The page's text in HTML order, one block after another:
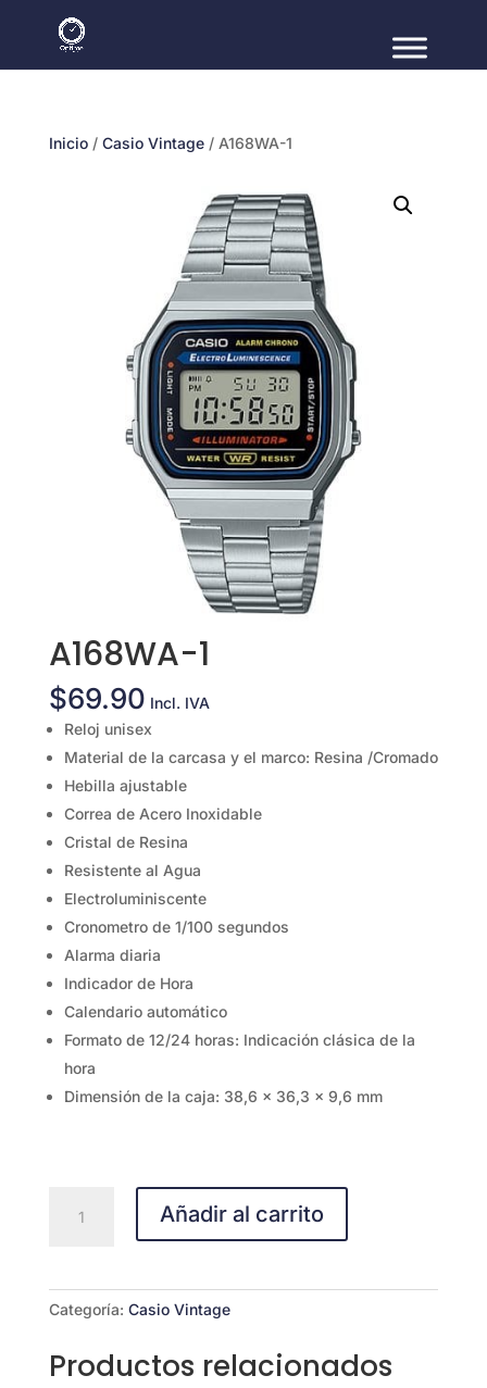
Inicio/ Casio Vintage/ A168WA-1
A168WA-1
$69.90 Incl. IVA
Reloj unisex
Material de la carcasa y el marco: Resina /Cromado
Hebilla ajustable
Correa de Acero Inoxidable
Cristal de Resina
Resistente al Agua
Electroluminiscente
Cronometro de 1/100 segundos
Alarma diaria
Indicador de Hora
Calendario automático
Formato de 12/24 horas: Indicación clásica de la
hora
Dimensión de la caja: 38,6 x 36,3 x 9,6 mm
Añadir al carrito
Categoría: Casio Vintage
Productos relacionados